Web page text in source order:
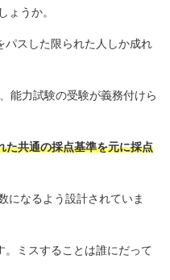
ょうか。
スした限られた人しか成れ
能力試験の受験が義務付けら
た共通の採点基準を元に採点
になるよう設計されていま
。ミスすることは誰にだって